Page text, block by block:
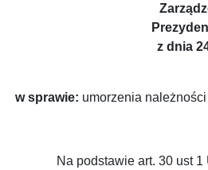
z dnia
w sprawie: umorzenia
Na podstawie art. 30 ust 1